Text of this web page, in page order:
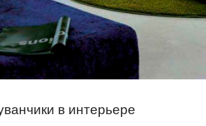
в интерьере